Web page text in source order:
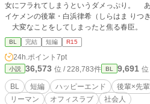
女にフラれてしまうというダメっぷり。 ある飲み会の夜。酔っ払った春臣は
イケメンの後輩・白浜律希（しらはま りつ
大変なことをしてしまったと焦る春臣。
グイグイ来るように――？ イケメンワンコ後輩×押しに弱いダメリーマン★☆
軽快オフィスラブ♪ ※別サイトにも投稿し
BL 完結 短編 R15
24h.ポイント 7pt
小説 36,573 位 / 228,783件 BL 9,691
BL 短編 ハッピーエンド 後輩×先輩
リーマン
オフィスラブ 社会人